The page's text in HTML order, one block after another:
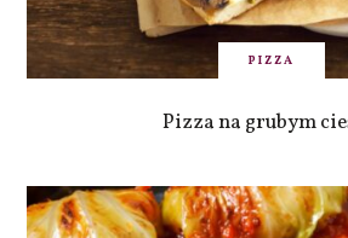
PIZZA
Pizza na grubym